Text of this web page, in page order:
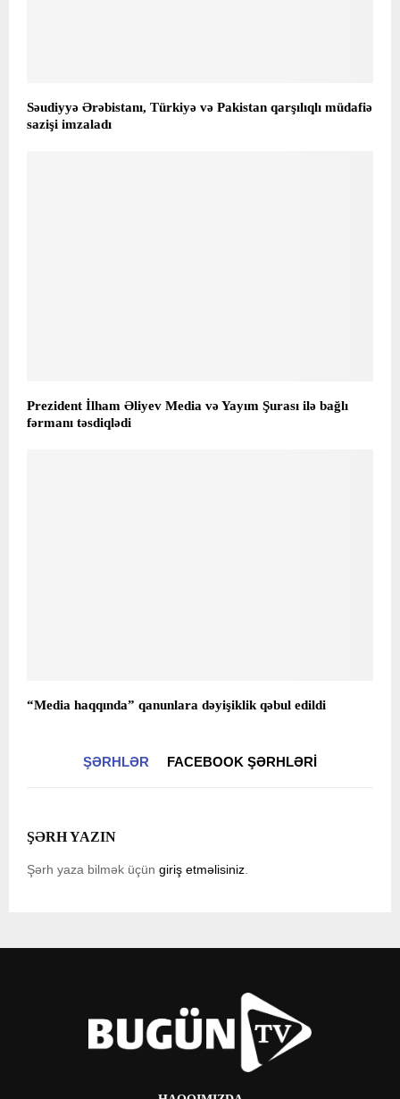
Səudiyyə Ərəbistanı, Türkiyə və Pakistan qarşılıqlı müdafiə
sazişi imzaladı
Prezident İlham Əliyev Media və Yayım Şurası ilə bağlı
fərmanı təsdiqlədi
“Media haqqında” qanunlara dəyişiklik qəbul edildi
ŞƏRHLƏR FACEBOOK ŞƏRHLƏRI
ŞƏRH YAZIN
Şərh yaza bilmək üçün giriş etməlisiniz